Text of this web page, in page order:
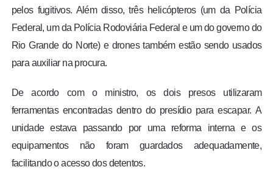
pelos fugitivos. Além disso, três helicópteros (um da Polícia
Federal, um da Polícia Rodoviária Federal e um do governo do
Rio Grande do Norte) e drones também estão sendo usados
para auxiliar na procura.
De acordo com o ministro, os dois presos utilizaram
ferramentas encontradas dentro do presídio para escapar. A
unidade estava passando por uma reforma interna e os
equipamentos não foram guardados adequadamente,
facilitando o acesso dos detentos.